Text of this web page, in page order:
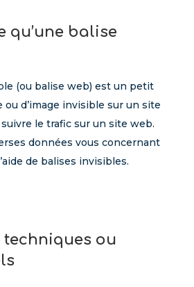
qu’une balise
(ou balise web) est un petit
ou d’image invisible sur un site
le trafic sur un site web.
données vous concernant
de balises invisibles.
techniques ou